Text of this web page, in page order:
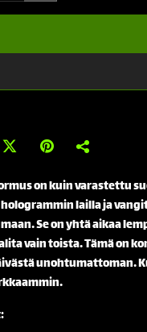
on kuin varastettu
lailla ja
Se on yhtä aikaa
vain toista. Tämä on
unohtumattoman.